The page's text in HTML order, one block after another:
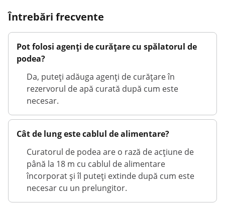
Întrebări frecvente
Pot folosi agenți de curățare cu spălatorul de
podea?
Da, puteți adăuga agenți de curățare în
rezervorul de apă curată după cum este
necesar.
Cât de lung este cablul de alimentare?
Curatorul de podea are o rază de acțiune de
până la 18 m cu cablul de alimentare
încorporat și îl puteți extinde după cum este
necesar cu un prelungitor.